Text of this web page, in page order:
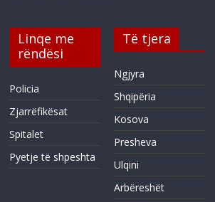
Linqe me
rëndësi
Policia
Zjarrëfikësat
Spitalet
Pyetje të shpeshta
Të tjera
Ngjyra
Shqipëria
Kosova
Presheva
Ulqini
Arbëreshët